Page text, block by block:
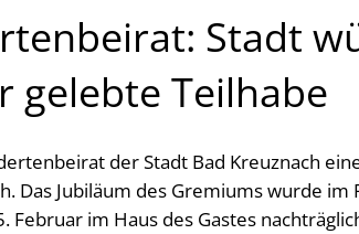
Stadt
gelebte Teilhabe
der Stadt Bad Kreuznach
Das Jubiläum des Gremiums wurde im
im Haus des Gastes